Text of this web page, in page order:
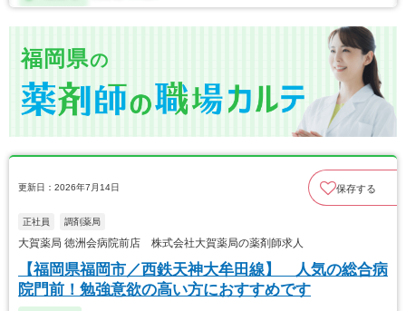
福岡県の
更新日：2026年7月14日 保存する
正社員 調剤薬局
大賀薬局 徳洲会病院前店 株式会社大賀薬局の薬剤師求人
【福岡県福岡市／西鉄天神大牟田線】 人気の総合病
院門前！勉強意欲の高い方におすすめです